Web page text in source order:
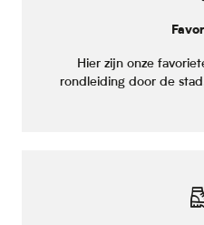
Hier zijn onze
rondleiding door de